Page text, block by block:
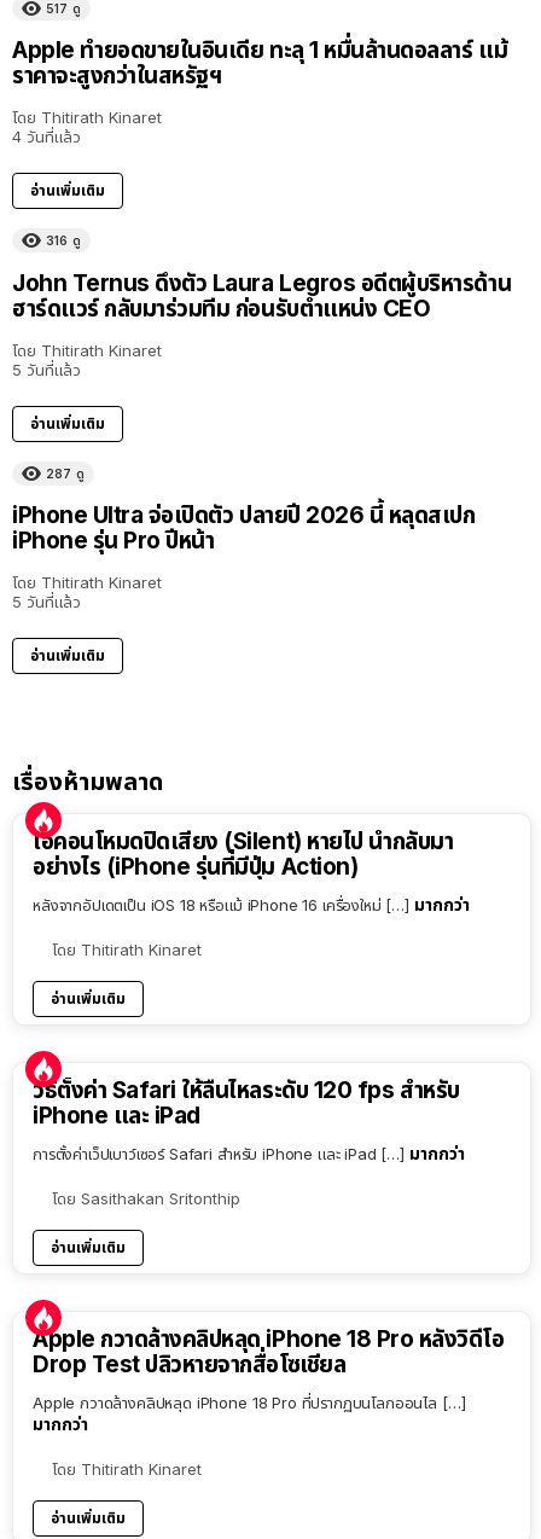
517 ดู
Apple ทำยอดขายในอินเดีย ทะลุ 1 หมื่นล้านดอลลาร์ แม้
ราคาจะสูงกว่าในสหรัฐฯ
โดย Thitirath Kinaret
4 วันที่แล้ว
อ่านเพิ่มเติม
316 ดู
John Ternus ดึงตัว Laura Legros อดีตผู้บริหารด้าน
ฮาร์ดแวร์ กลับมาร่วมทีม ก่อนรับตำแหน่ง CEO
โดย Thitirath Kinaret
5 วันที่แล้ว
อ่านเพิ่มเติม
287 ดู
iPhone Ultra จ่อเปิดตัว ปลายปี 2026 นี้ หลุดสเปก
iPhone รุ่น Pro ปีหน้า
โดย Thitirath Kinaret
5 วันที่แล้ว
อ่านเพิ่มเติม
เรื่องห้ามพลาด
ไอคอนโหมดปิดเสียง (Silent) หายไป นำกลับมา
อย่างไร (iPhone รุ่นที่มีปุ่ม Action)
หลังจากอัปเดตเป็น iOS 18 หรือแม้ iPhone 16 เครื่องใหม่ […] มากกว่า
โดย Thitirath Kinaret
อ่านเพิ่มเติม
วิธีตั้งค่า Safari ให้ลื่นไหลระดับ 120 fps สำหรับ
iPhone และ iPad
การตั้งค่าเว็ปเบาว์เซอร์ Safari สำหรับ iPhone และ iPad […] มากกว่า
โดย Sasithakan Sritonthip
อ่านเพิ่มเติม
Apple กวาดล้างคลิปหลุด iPhone 18 Pro หลังวิดีโอ
Drop Test ปลิวหายจากสื่อโซเชียล
Apple กวาดล้างคลิปหลุด iPhone 18 Pro ที่ปรากฏบนโลกออนไล […]
มากกว่า
โดย Thitirath Kinaret
อ่านเพิ่มเติม